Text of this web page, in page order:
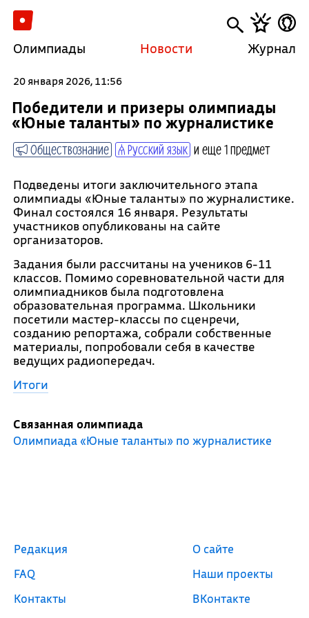
Олимпиады Новости Журнал
20 января 2026, 11:56
Победители и призеры олимпиады
«Юные таланты» по журналистике
Обществознание Русский язык и еще 1 предмет
Подведены итоги заключительного этапа
олимпиады «Юные таланты» по журналистике.
Финал состоялся 16 января. Результаты
участников опубликованы на сайте
организаторов.
Задания были рассчитаны на учеников 6-11
классов. Помимо соревновательной части для
олимпиадников была подготовлена
образовательная программа. Школьники
посетили мастер-классы по сценречи,
созданию репортажа, собрали собственные
материалы, попробовали себя в качестве
ведущих радиопередач.
Итоги
Связанная олимпиада
Олимпиада «Юные таланты» по журналистике
Редакция
FAQ
Контакты
О сайте
Наши проекты
ВКонтакте